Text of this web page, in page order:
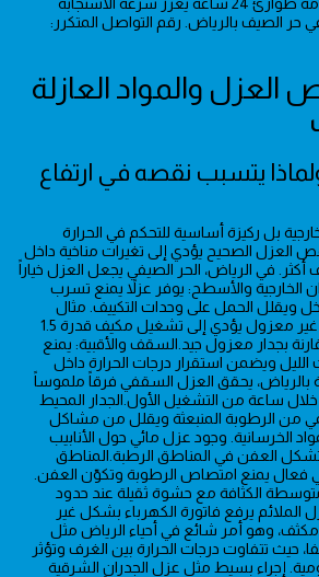
حر الصيف بالرياض. رقم التواصل المتكرر:
العزل والمواد العازلة
يتسبب نقصه في ارتفاع
بل ركيزة أساسية للتحكم في الحرارة
العزل الصحيح يؤدي إلى تغيرات مناخية داخل
أكثر. في الرياض، الحر الصيفي يجعل العزل خياراً
الخارجية والأسطح: يوفر عزلاً يمنع تسرب
ويقلل الحمل على وحدات التكييف. مثال
عملي، امتلاك جدار خارجي غير معزول يؤدي إلى تشغيل مكيف قدرة 1.5
أكثر مقارنة بجدار معزول جيد.السقف والأقبية: يمنع
الليل ويضمن استقرار درجات الحرارة داخل
بالرياض، يحقق العزل السقفي فرقاً ملموساً
خلال ساعة من التشغيل الأول.الجدار المحيط
من الرطوبة المنبعثة ويقلل من مشاكل
الخرسانية. وجود عزل مائي حول الأنابيب
العفن في المناطق الرطبة.المناطق
فعال يمنع امتصاص الرطوبة وتكوّن العفن.
الكثافة مع حشوة ثقيلة عند حدود
الملائم يرفع فاتورة الكهرباء بشكل غير
وهو أمر شائع في أحياء الرياض مثل
حيث تتفاوت درجات الحرارة بين الغرف وتؤثر
إجراء بسيط مثل عزل الجدران الشرقية